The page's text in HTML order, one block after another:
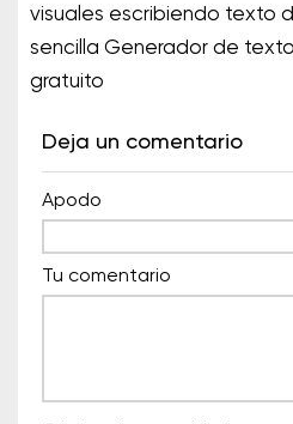
visuales escribiendo texto
sencilla Generador de
gratuito
Deja un comentario
Apodo
Tu comentario